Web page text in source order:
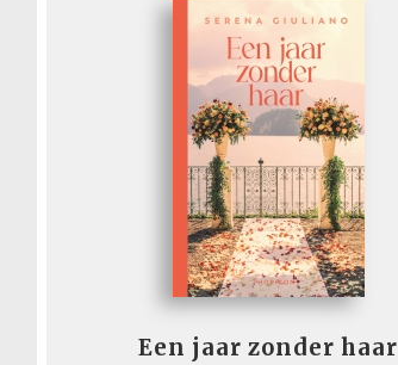
Een jaar zonder haar